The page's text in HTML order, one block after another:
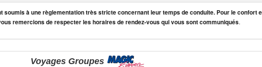
soumis à une règlementation très stricte concernant leur temps de conduite. Pour le confort
remercions de respecter les horaires de rendez-vous qui vous sont communiqués.
Voyages Groupes